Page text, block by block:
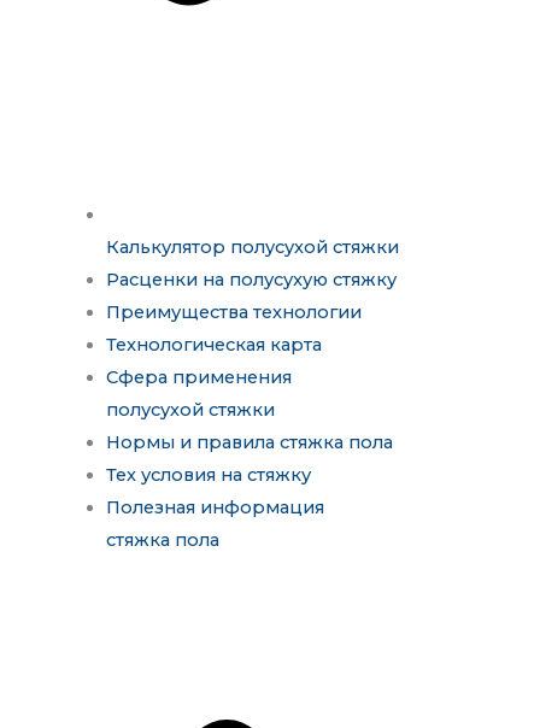
Калькулятор полусухой стяжки
Расценки на полусухую стяжку
Преимущества технологии
Технологическая карта
Сфера применения
полусухой стяжки
Нормы и правила стяжка пола
Тех условия на стяжку
Полезная информация
стяжка пола